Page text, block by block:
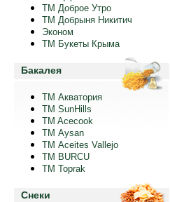
ТМ Доброе Утро
ТМ Добрыня Никитич
Эконом
ТМ Букеты Крыма
Бакалея
ТМ Акватория
ТМ SunHills
TM Acecook
ТМ Aysan
ТМ Aceites Vallejo
TM BURCU
TM Toprak
Снеки